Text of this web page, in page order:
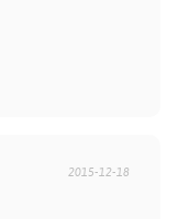
2015-12-18